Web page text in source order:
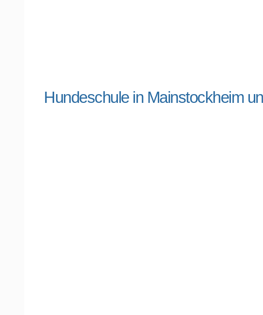
Hundeschule in Mainstockheim